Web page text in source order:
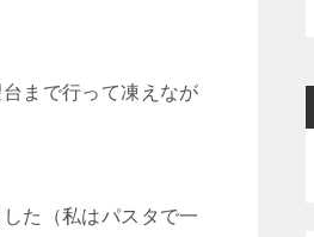
まで行って凍えなが
た（私はパスタで一